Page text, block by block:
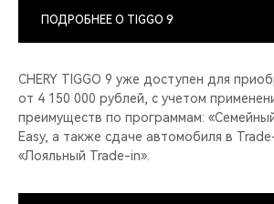
ПОДРОБНЕЕ О TIGGO 9
CHERY TIGGO 9 уже доступен для
от 4 150 000 рублей, с учетом
преимуществ по программам:
Easy, а также сдаче автомобиля в
«Лояльный Trade-in».